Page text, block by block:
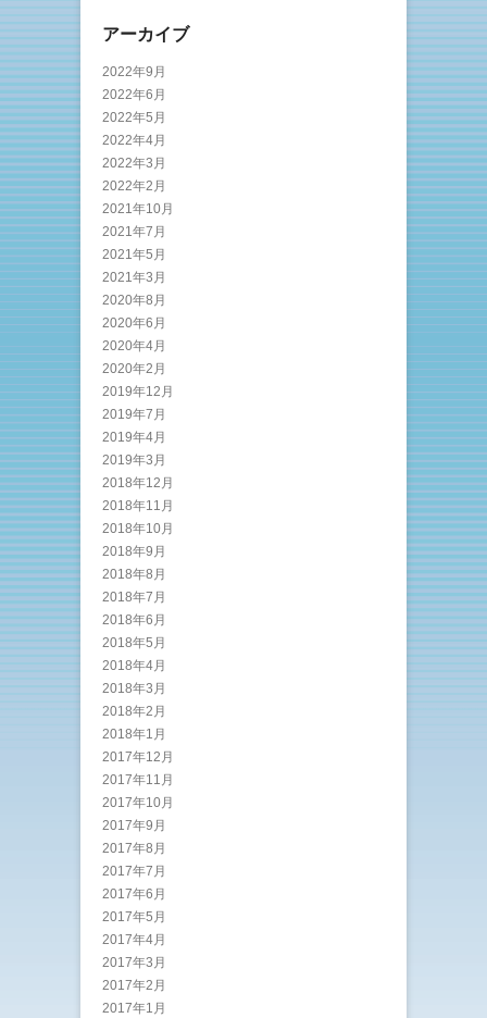
アーカイブ
2022年9月
2022年6月
2022年5月
2022年4月
2022年3月
2022年2月
2021年10月
2021年7月
2021年5月
2021年3月
2020年8月
2020年6月
2020年4月
2020年2月
2019年12月
2019年7月
2019年4月
2019年3月
2018年12月
2018年11月
2018年10月
2018年9月
2018年8月
2018年7月
2018年6月
2018年5月
2018年4月
2018年3月
2018年2月
2018年1月
2017年12月
2017年11月
2017年10月
2017年9月
2017年8月
2017年7月
2017年6月
2017年5月
2017年4月
2017年3月
2017年2月
2017年1月